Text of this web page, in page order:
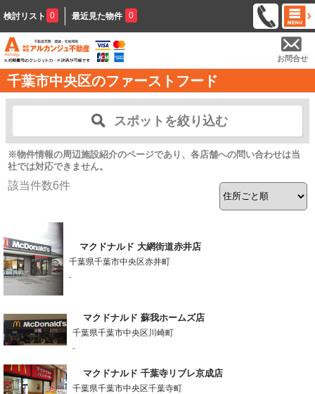
検討リスト 0 最近見た物件 0
お問合せ
千葉市中央区のファーストフード
スポットを絞り込む
※物件情報の周辺施設紹介のページであり、各店舗への問い合わせは当
社では対応できません。
該当件数6件
マクドナルド 大網街道赤井店
千葉県千葉市中央区赤井町
-
マクドナルド 蘇我ホームズ店
千葉県千葉市中央区川崎町
-
マクドナルド 千葉寺リブレ京成店
千葉県千葉市中央区千葉寺町